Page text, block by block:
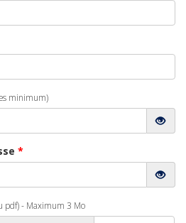
minimum)
*
pdf) - Maximum 3 Mo